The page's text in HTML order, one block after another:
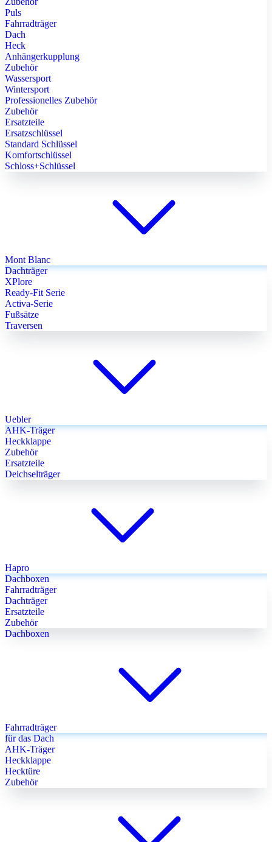
Puls
Fahrradträger
Dach
Heck
Anhängerkupplung
Zubehör
Wassersport
Wintersport
Professionelles Zubehör
Zubehör
Ersatzteile
Ersatzschlüssel
Standard Schlüssel
Komfortschlüssel
Schloss+Schlüssel
Mont Blanc
Dachträger
XPlore
Ready-Fit Serie
Activa-Serie
Fußsätze
Traversen
Uebler
AHK-Träger
Heckklappe
Zubehör
Ersatzteile
Deichselträger
Hapro
Dachboxen
Fahrradträger
Dachträger
Ersatzteile
Zubehör
Dachboxen
Fahrradträger
für das Dach
AHK-Träger
Heckklappe
Hecktüre
Zubehör